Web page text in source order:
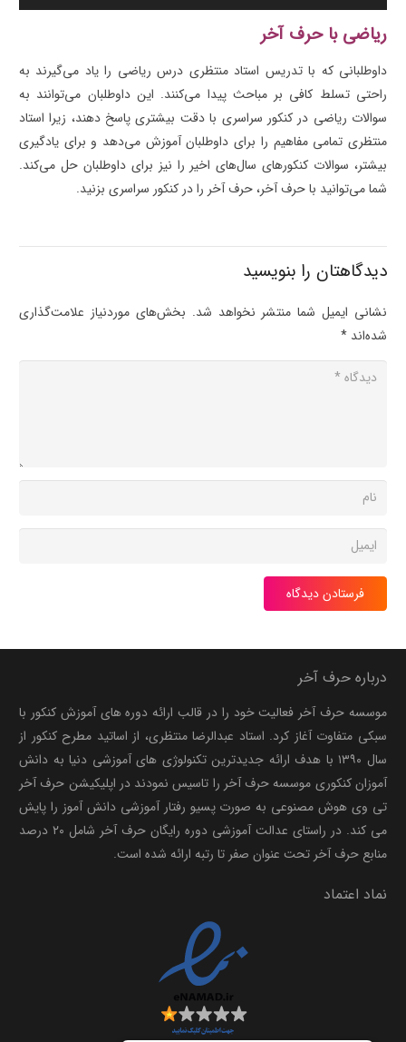
ریاضی با حرف آخر
داوطلبانی که با تدریس استاد منتظری درس ریاضی را یاد می‌گیرند به
راحتی تسلط کافی بر مباحث پیدا می‌کنند. این داوطلبان می‌توانند به
سوالات ریاضی در کنکور سراسری با دقت بیشتری پاسخ دهند، زیرا استاد
منتظری تمامی مفاهیم را برای داوطلبان آموزش می‌دهد و برای یادگیری
بیشتر، سوالات کنکورهای سال‌های اخیر را نیز برای داوطلبان حل می‌کند.
شما می‌توانید با حرف آخر، حرف آخر را در کنکور سراسری بزنید.
دیدگاهتان را بنویسید
نشانی ایمیل شما منتشر نخواهد شد. بخش‌های موردنیاز علامت‌گذاری
شده‌اند *
فرستادن دیدگاه
درباره حرف آخر
موسسه حرف آخر فعالیت خود را در قالب ارائه دوره های آموزش کنکور با
سبکی متفاوت آغاز کرد. استاد عبدالرضا منتظری، از اساتید مطرح کنکور از
سال ۱۳۹۰ با هدف ارائه جدیدترین تکنولوژی های آموزشی دنیا به دانش
آموزان کنکوری موسسه حرف آخر را تاسیس نمودند در اپلیکیشن حرف آخر
تی وی هوش مصنوعی به صورت پسیو رفتار آموزشی دانش آموز را پایش
می کند. در راستای عدالت آموزشی دوره رایگان حرف آخر شامل ۲۰ درصد
منابع حرف آخر تحت عنوان صفر تا رتبه ارائه شده است.
نماد اعتماد